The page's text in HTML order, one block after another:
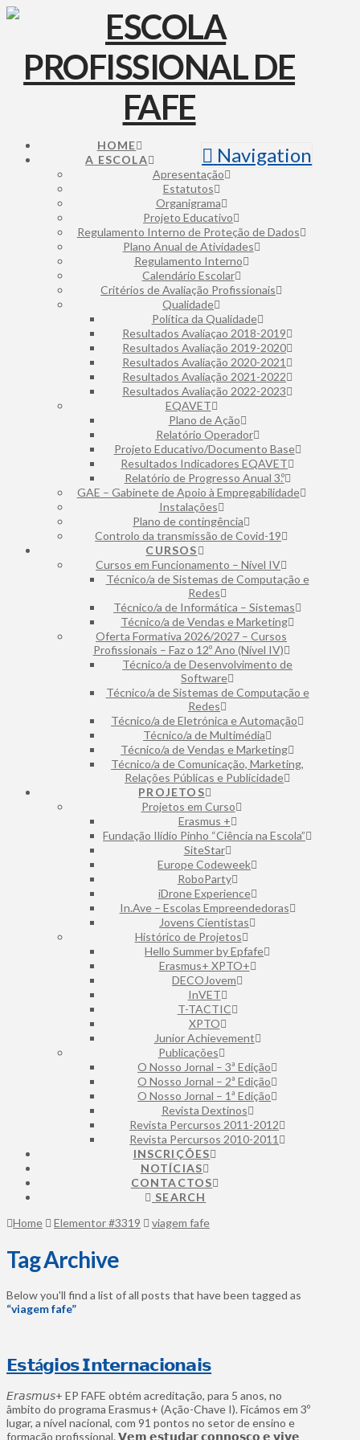
Navigation
HOME
A ESCOLA
Apresentação
Estatutos
Organigrama
Projeto Educativo
Regulamento Interno de Proteção de Dados
Plano Anual de Atividades
Regulamento Interno
Calendário Escolar
Critérios de Avaliação Profissionais
Qualidade
Política da Qualidade
Resultados Avaliaçao 2018-2019
Resultados Avaliação 2019-2020
Resultados Avaliação 2020-2021
Resultados Avaliação 2021-2022
Resultados Avaliação 2022-2023
EQAVET
Plano de Ação
Relatório Operador
Projeto Educativo/Documento Base
Resultados Indicadores EQAVET
Relatório de Progresso Anual 3.º
GAE – Gabinete de Apoio à Empregabilidade
Instalações
Plano de contingência
Controlo da transmissão de Covid-19
CURSOS
Cursos em Funcionamento – Nível IV
Técnico/a de Sistemas de Computação e
Redes
Técnico/a de Informática – Sistemas
Técnico/a de Vendas e Marketing
Oferta Formativa 2026/2027 – Cursos
Profissionais – Faz o 12º Ano (Nível IV)
Técnico/a de Desenvolvimento de
Software
Técnico/a de Sistemas de Computação e
Redes
Técnico/a de Eletrónica e Automação
⁠Técnico/a de Multimédia
Técnico/a de Vendas e Marketing
Técnico/a de Comunicação, Marketing,
Relações Públicas e Publicidade
PROJETOS
Projetos em Curso
Erasmus +
Fundação Ilídio Pinho “Ciência na Escola”
SiteStar
Europe Codeweek
RoboParty
iDrone Experience
In.Ave – Escolas Empreendedoras
Jovens Cientistas
Histórico de Projetos
Hello Summer by Epfafe
Erasmus+ XPTO+
DECOJovem
InVET
T-TACTIC
XPTO
Junior Achievement
Publicações
O Nosso Jornal – 3ª Edição
O Nosso Jornal – 2ª Edição
O Nosso Jornal – 1ª Edição
Revista Dextinos
Revista Percursos 2011-2012
Revista Percursos 2010-2011
INSCRIÇÕES
NOTÍCIAS
CONTACTOS
SEARCH
Home
Elementor #3319 viagem fafe
Tag Archive
Below you'll find a list of all posts that have been tagged as
“viagem fafe”
𝗘𝘀𝘁á𝗴𝗶𝗼𝘀 𝗜𝗻𝘁𝗲𝗿𝗻𝗮𝗰𝗶𝗼𝗻𝗮𝗶𝘀
𝘌𝘳𝘢𝘴𝘮𝘶𝘴+ EP FAFE obtém acreditação, para 5 anos, no
âmbito do programa Erasmus+ (Ação-Chave I). Ficámos em 3º
lugar, a nível nacional, com 91 pontos no setor de ensino e
formação profissional. 𝗩𝗲𝗺 𝗲𝘀𝘁𝘂𝗱𝗮𝗿 𝗰𝗼𝗻𝗻𝗼𝘀𝗰𝗼 𝗲 𝘃𝗶𝘃𝗲